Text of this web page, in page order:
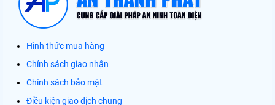
Hình thức mua hàng
Chính sách giao nhận
Chính sách bảo mật
Điều kiện giao dịch chung